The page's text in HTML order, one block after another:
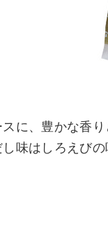
に、豊かな香
味はしろえび